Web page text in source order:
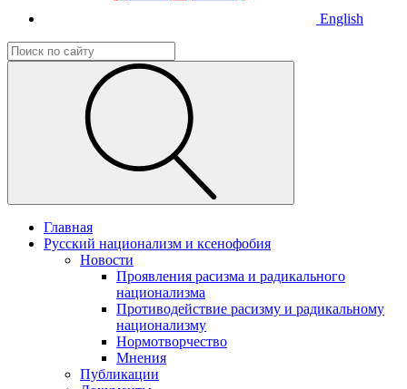
English
Главная
Русский национализм и ксенофобия
Новости
Проявления расизма и радикального
национализма
Противодействие расизму и радикальному
национализму
Нормотворчество
Мнения
Публикации